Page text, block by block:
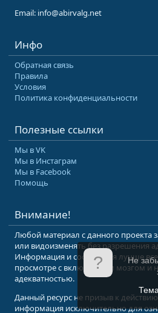
Email: info@abirvalg.net
Инфо
Обратная связь
Правила
Условия
Политика конфиденциальности
Полезные ссылки
Мы в VK
Мы в Инстаграм
Мы в Facebook
Помощь
Внимание!
Любой материал с данного проекта
или видоизменять без разрешения
Информация и сообщения лучше
просмотре с включенным мозгом и
адекватностью.
Данный ресурс не призыв к
информация исключительно для
Не